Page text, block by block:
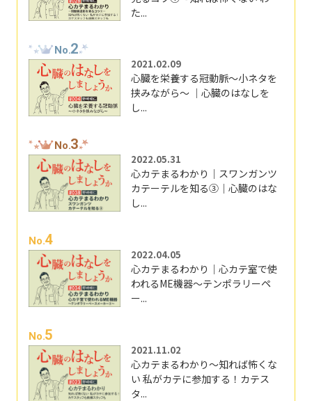
た...
No.2
2021.02.09
心臓を栄養する冠動脈～小ネタを
挟みながら～ ｜心臓のはなしを
し...
No.3
2022.05.31
心カテまるわかり｜スワンガンツ
カテーテルを知る③｜心臓のはな
し...
No.4
2022.04.05
心カテまるわかり｜心カテ室で使
われるME機器～テンポラリーペ
ー...
No.5
2021.11.02
心カテまるわかり～知れば怖くな
い 私がカテに参加する！カテス
タ...